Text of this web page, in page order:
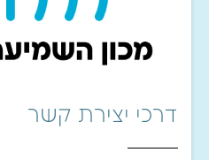
דרכי יצירת קשר